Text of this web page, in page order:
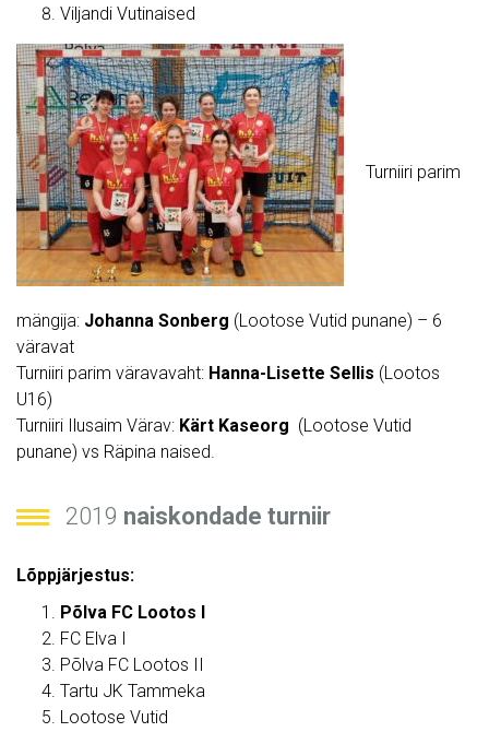
Viljandi Vutinaised
Turniiri parim
mängija: Johanna Sonberg (Lootose Vutid punane) – 6
väravat
Turniiri parim väravavaht: Hanna-Lisette Sellis (Lootos
U16)
Turniiri Ilusaim Värav: Kärt Kaseorg (Lootose Vutid
punane) vs Räpina naised.
2019 naiskondade turniir
Lõppjärjestus:
Põlva FC Lootos I
FC Elva I
Põlva FC Lootos II
Tartu JK Tammeka
Lootose Vutid